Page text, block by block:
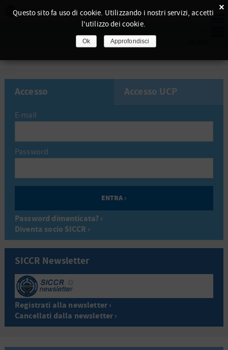
Accesso Accesso UCP
E-mail
Password
Password dimenticata? ›
Diventa socio SICCR ›
SICCR Newsletter
Registrati alla newsletter ›
Cancellati dalla newsletter ›
×
Questo sito fa uso di cookie. Utilizzando i nostri servizi, accetti
l'utilizzo dei cookie.
Ok Approfondisci